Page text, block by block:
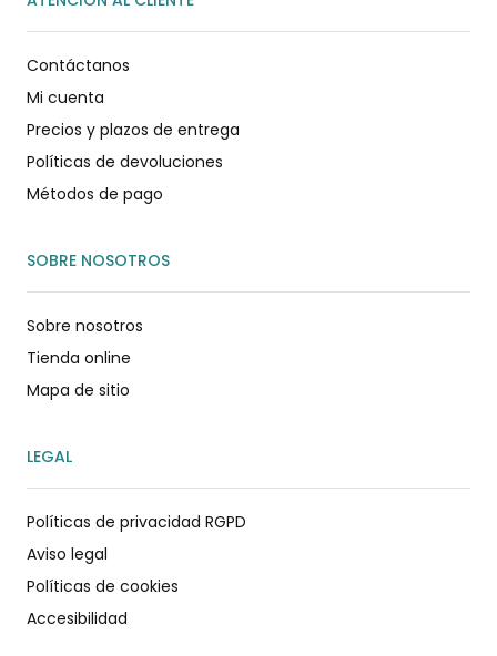
Contáctanos
Mi cuenta
Precios y plazos de entrega
Políticas de devoluciones
Métodos de pago
SOBRE NOSOTROS
Sobre nosotros
Tienda online
Mapa de sitio
LEGAL
Políticas de privacidad RGPD
Aviso legal
Políticas de cookies
Accesibilidad